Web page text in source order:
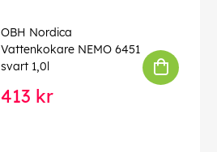
OBH Nordica
Vattenkokare NEMO 6451
svart 1,0l
413 kr